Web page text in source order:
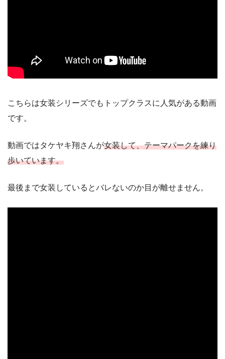
こちらは女装シリーズでもトップクラスに人気がある動画
です。
動画ではタケヤキ翔さんが女装して、テーマパークを練り
歩いています。
最後まで女装しているとバレないのか目が離せません。